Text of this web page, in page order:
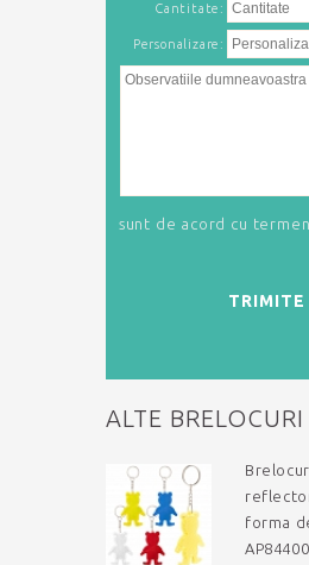
Cantitate:
Personalizare:
sunt de acord cu
TRIMITE
ALTE BRELOCURI
forma